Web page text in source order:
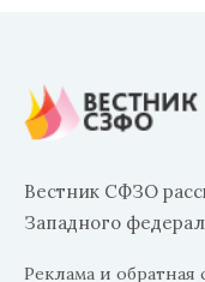
Вестник СФЗО
Западного
Реклама и обратная